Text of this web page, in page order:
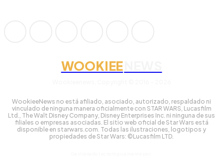
WOOKIEE
WookieeNews no está afiliado, asociado, autorizado, respaldado ni
vinculado de ninguna manera oficialmente con STAR WARS, Lucasfilm
Ltd., The Walt Disney Company, Disney Enterprises Inc. ni ninguna de sus
filiales o empresas asociadas. El sitio web oficial de Star Wars está
disponible en starwars.com. Todas las ilustraciones, logotipos y
propiedades de Star Wars: ©Lucasfilm LTD.